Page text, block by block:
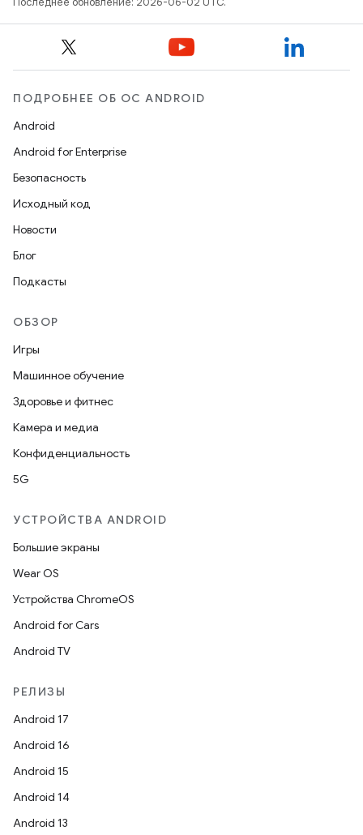
ПОДРОБНЕЕ ОБ ОС ANDROID
Android
Android for Enterprise
Безопасность
Исходный код
Новости
Блог
Подкасты
ОБЗОР
Игры
Машинное обучение
Здоровье и фитнес
Камера и медиа
Конфиденциальность
5G
УСТРОЙСТВА ANDROID
Большие экраны
Wear OS
Устройства ChromeOS
Android for Cars
Android TV
РЕЛИЗЫ
Android 17
Android 16
Android 15
Android 14
Android 13